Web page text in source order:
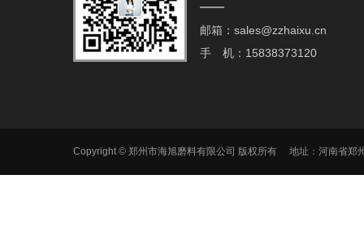
邮箱：sales@zzhaixu.cn
手 机：15838373120
Copyright © 郑州市海旭磨料有限公司 版权所有 地址：河南省